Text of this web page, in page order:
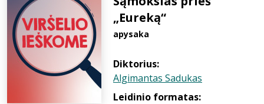
„Eureką“
apysaka
Diktorius:
Algimantas Sadukas
Leidinio formatas: